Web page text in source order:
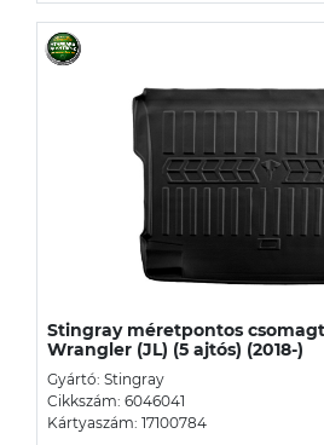
Stingray méretpontos
Wrangler (JL) (5 ajtós) (2018-)
Gyártó: Stingray
Cikkszám: 6046041
Kártyaszám: 17100784